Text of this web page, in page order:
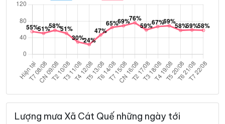
Lượng mưa Xã Cát Quế những ngày tới